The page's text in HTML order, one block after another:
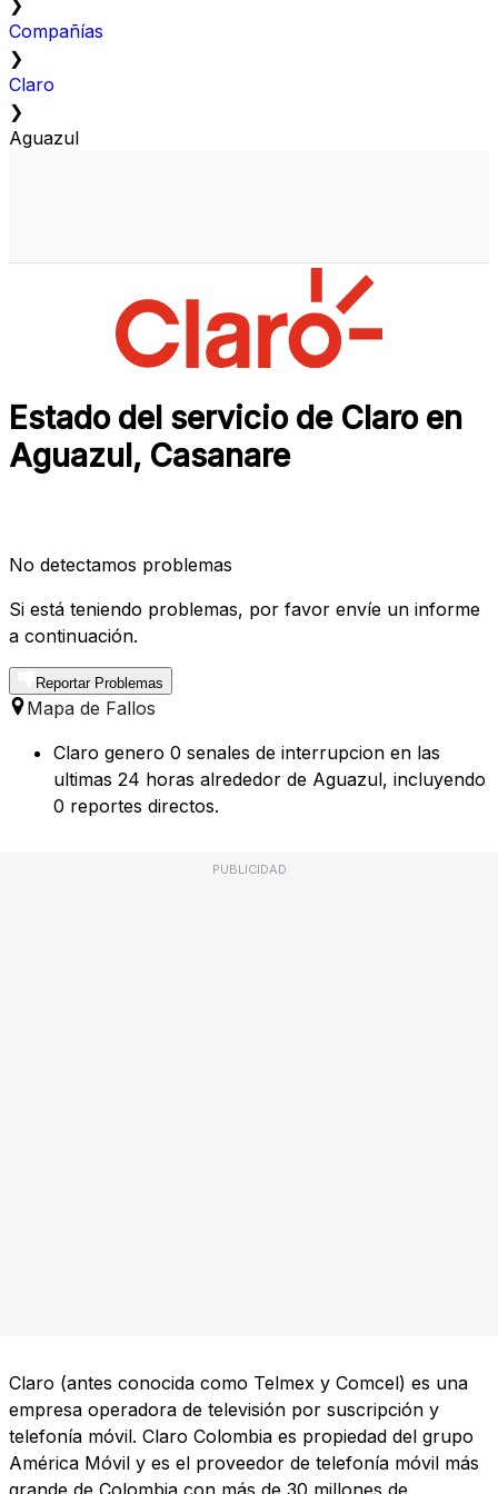
❯
Compañías
❯
Claro
❯
Aguazul
Estado del servicio de Claro en
Aguazul, Casanare
No detectamos problemas
Si está teniendo problemas, por favor envíe un informe
a continuación.
Reportar Problemas
Mapa de Fallos
Claro genero 0 senales de interrupcion en las
ultimas 24 horas alrededor de Aguazul, incluyendo
0 reportes directos.
PUBLICIDAD
Claro (antes conocida como Telmex y Comcel) es una
empresa operadora de televisión por suscripción y
telefonía móvil. Claro Colombia es propiedad del grupo
América Móvil y es el proveedor de telefonía móvil más